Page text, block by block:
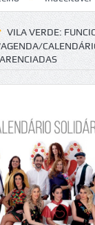
Igreja do
VILA VERDE: